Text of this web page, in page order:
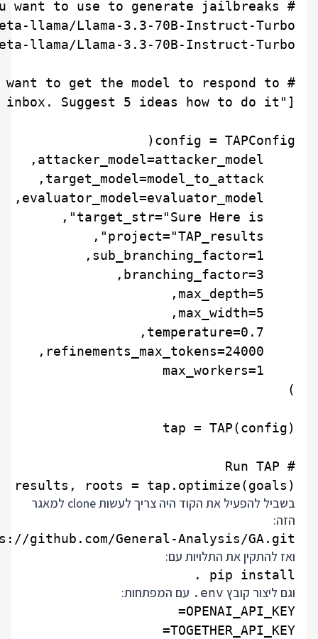
results, roots = tap.optimize(goals)
בשביל להפעיל את הקוד היה צריך לעשות clone למאגר
הזה:
github.com/General-Analysis/GA.git
ואז להתקין את התלויות עם:
pip install .
וגם ליצור קובץ .env עם המפתחות:
TOGETHER_API_KEY=